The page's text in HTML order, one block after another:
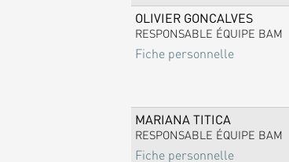
OLIVIER GONCALVES
RESPONSABLE ÉQUIPE BAM
Fiche personnelle
MARIANA TITICA
RESPONSABLE ÉQUIPE BAM
Fiche personnelle